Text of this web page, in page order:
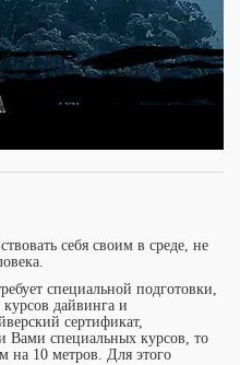
себя своим в среде, не
специальной подготовки,
курсов дайвинга и
сертификат,
Вами специальных курсов, то
на 10 метров. Для этого